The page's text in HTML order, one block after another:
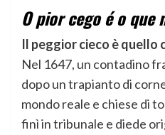
O pior cego é o que
Il peggior cieco è quello
Nel 1647, un contadino
dopo un trapianto di
mondo reale e chiese di
finì in tribunale e diede